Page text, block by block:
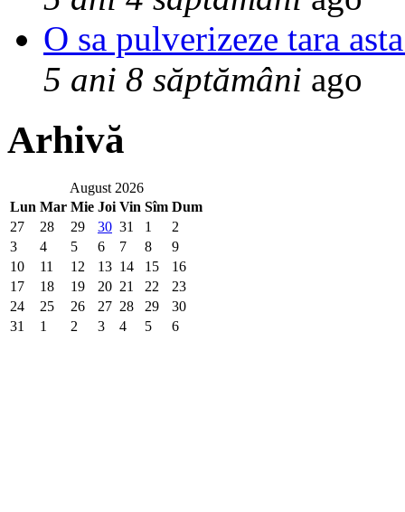
O sa pulverizeze tara
5 ani 8 săptămâni ago
Arhivă
August 2026
Lun Mar Mie Joi Vin Sîm Dum
27
28 29 30 31 1
2
3
4 5 6 7 8
9
10
11 12 13 14 15
16
17
18 19 20 21 22
23
24
25 26 27 28 29
30
31
1 2 3 4 5 6